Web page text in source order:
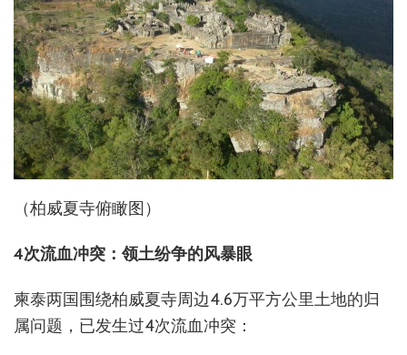
（柏威夏寺俯瞰图）
4次流血冲突：领土纷争的风暴眼
柬泰两国围绕柏威夏寺周边4.6万平方公里土地的归
属问题，已发生过4次流血冲突：